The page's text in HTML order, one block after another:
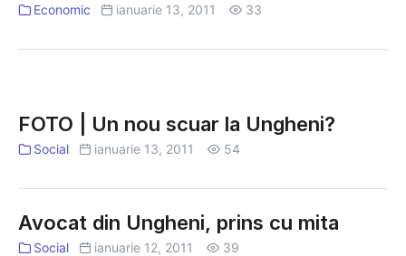
Economic ianuarie 13, 2011 33
|
Un
scuar
la
Ungheni?
FOTO | Un nou scuar la Ungheni?
Social ianuarie 13, 2011 54
Avocat din Ungheni, prins cu mita
Social ianuarie 12, 2011 39